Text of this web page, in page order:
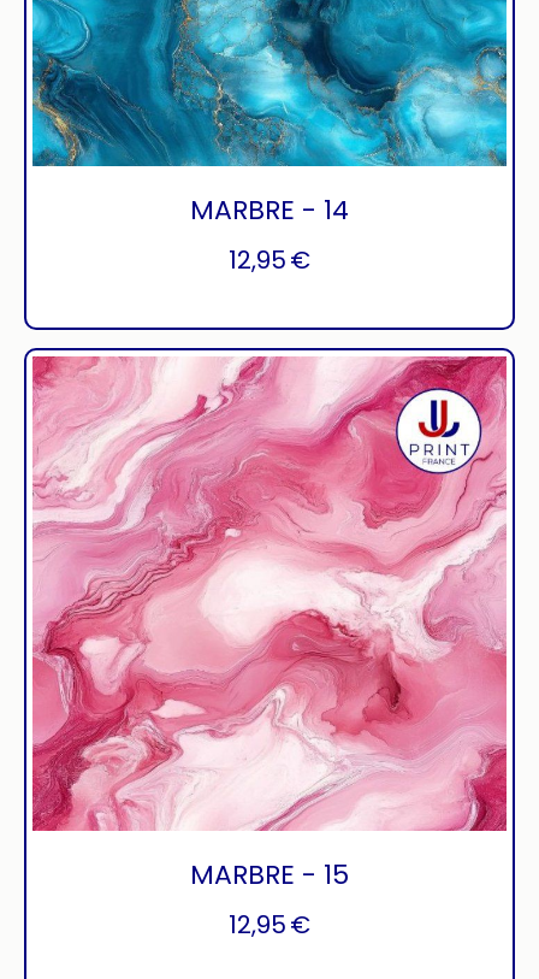
MARBRE - 14
12,95€
MARBRE - 15
12,95€